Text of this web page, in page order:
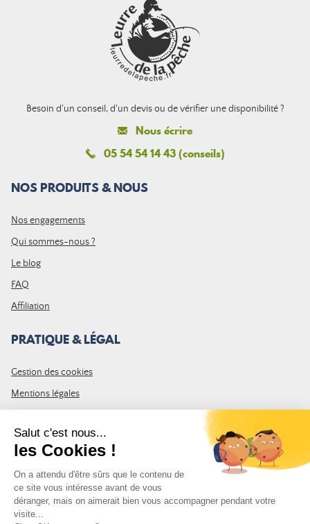
Besoin d'un conseil, d'un devis ou de vérifier une disponibilité ?
Nous écrire
05 54 54 14 43 (conseils)
NOS PRODUITS & NOUS
Nos engagements
Qui sommes-nous ?
Le blog
FAQ
Affiliation
PRATIQUE & LÉGAL
Gestion des cookies
Mentions légales
Plan du site
REJOIGNEZ LA COMMUNAUTÉ
Inscrivez-vous à la newsletter Leurre de la pêche et recevez un code
de 10% de remise valable sur votre première commande.